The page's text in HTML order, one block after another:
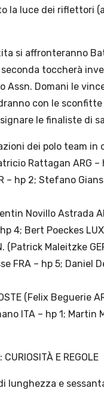
la luce dei riflettori
si affronteranno
toccherà
Assn. Domani le
con le
le finaliste di
dei polo team in
Rattagan ARG –
– hp 2; Stefano
Novillo Astrada
4; Bert Poeckes
(Patrick Maleitzke
FRA – hp 5; Daniel
(Felix Beguerie
ITA – hp 1; Martin
CURIOSITÀ E REGOLE
lunghezza e